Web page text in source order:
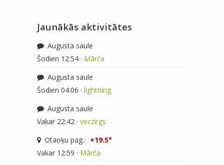
Jaunākās aktivitātes
Augusta saule
Šodien 12:54 · Mārča
Augusta saule
Šodien 04:06 · lightning
Augusta saule
Vakar 22:42 · veczirgs
Otaņķu pag.: +19.5°
Vakar 12:59 · Mārča